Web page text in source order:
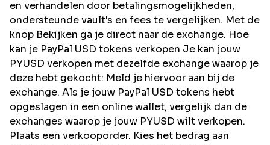
en verhandelen door betalingsmogelijkheden,
ondersteunde vault's en fees te vergelijken. Met de
knop Bekijken ga je direct naar de exchange. Hoe
kan je PayPal USD tokens verkopen Je kan jouw
PYUSD verkopen met dezelfde exchange waarop je
deze hebt gekocht: Meld je hiervoor aan bij de
exchange. Als je jouw PayPal USD tokens hebt
opgeslagen in een online wallet, vergelijk dan de
exchanges waarop je jouw PYUSD wilt verkopen.
Plaats een verkooporder. Kies het bedrag aan